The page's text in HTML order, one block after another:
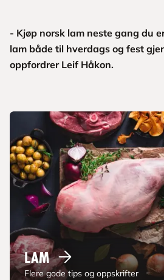
- Kjøp norsk lam neste gang du
lam både til hverdags og fest
oppfordrer Leif Håkon.
Lam
Flere gode tips og oppskrifter